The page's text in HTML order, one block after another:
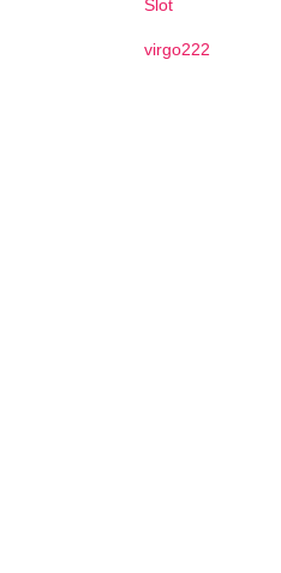
Slot
virgo222